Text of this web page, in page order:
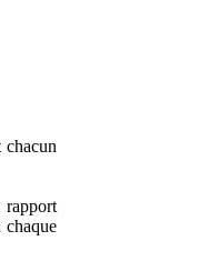
chacun
rapport
chaque